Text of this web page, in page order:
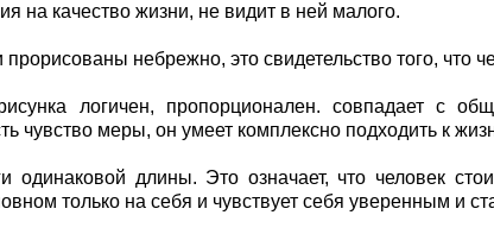
на качество жизни, не видит в ней малого.
небрежно, это свидетельство того, что
логичен, пропорционален. совпадает с
чувство меры, он умеет комплексно подходить к
одинаковой длины. Это означает, что человек
только на себя и чувствует себя уверенным и